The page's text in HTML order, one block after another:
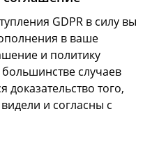
GDPR в силу вы
в ваше
и политику
случаев
того,
и согласны с